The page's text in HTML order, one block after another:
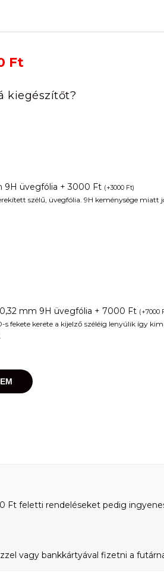
Ft.
Ft
is:
4490 Ft.
kiegészítőt?
9H üvegfólia + 3000 Ft (+3000 Ft)
szélű, üvegfólia. 9H keménysége miatt
mm 9H üvegfólia + 7000 Ft (+7000
fekete kerete a kijelző széléig lenyúlik így
Ft feletti rendeléseket pedig
vagy bankkártyával fizetni a